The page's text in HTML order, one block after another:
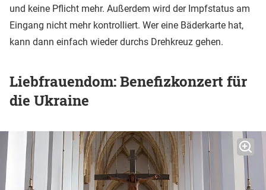
und keine Pflicht mehr. Außerdem wird der Impfstatus am
Eingang nicht mehr kontrolliert. Wer eine Bäderkarte hat,
kann dann einfach wieder durchs Drehkreuz gehen.
Liebfrauendom: Benefizkonzert für
die Ukraine